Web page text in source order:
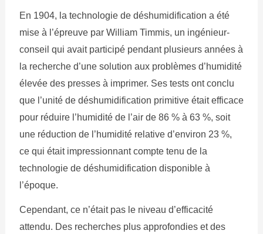
En 1904, la technologie de déshumidification a été
mise à l’épreuve par William Timmis, un ingénieur-
conseil qui avait participé pendant plusieurs années à
la recherche d’une solution aux problèmes d’humidité
élevée des presses à imprimer. Ses tests ont conclu
que l’unité de déshumidification primitive était efficace
pour réduire l’humidité de l’air de 86 % à 63 %, soit
une réduction de l’humidité relative d’environ 23 %,
ce qui était impressionnant compte tenu de la
technologie de déshumidification disponible à
l’époque.
Cependant, ce n’était pas le niveau d’efficacité
attendu. Des recherches plus approfondies et des